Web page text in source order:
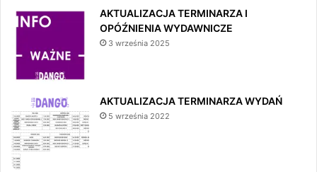
AKTUALIZACJA TERMINARZA I
OPÓŹNIENIA WYDAWNICZE
3 września 2025
AKTUALIZACJA TERMINARZA WYDAŃ
5 września 2022